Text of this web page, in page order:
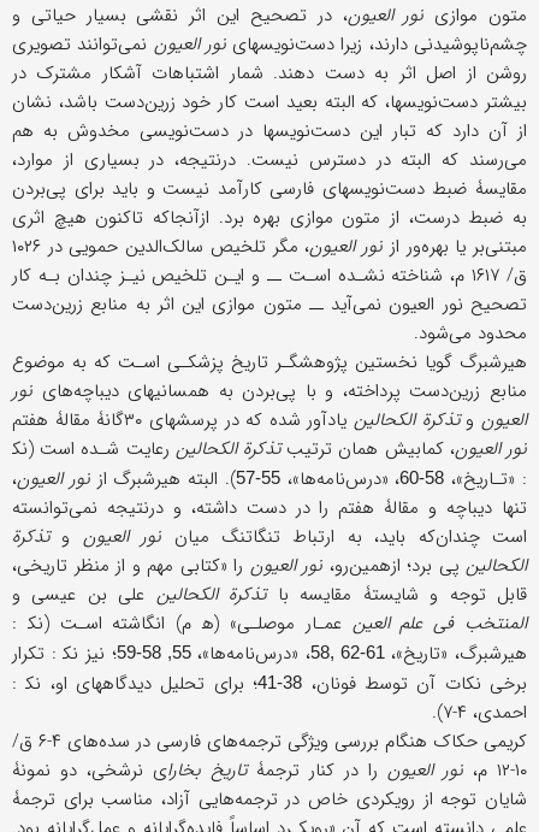
متون موازی نور العیون، در تصحیح این اثر نقشی بسیار حیاتی و
چشم‌ناپوشیدنی دارند، زیرا دست‌نویسهاینور العیون نمی‌توانند تصویری
روشن از اصل اثر به دست دهند. شمار اشتباهات آشکار مشترک در
بیشتر دست‌نویسها، که البته بعید است کار خود زرین‌دست باشد، نشان
از آن دارد که تبار این دست‌نویسها در دست‌نویسی مخدوش به هم
می‌رسند که البته در دسترس نیست. درنتیجه، در بسیاری از موارد،
مقایسۀ ضبط دست‌نویسهای فارسی کارآمد نیست و باید برای پی‌بردن
به ضبط درست، از متون موازی بهره برد. ازآنجاکه تاکنون هیچ اثری
مبتنی‌بر یا بهره‌ور از نور العیون
، مگر تلخیص سالک‌الدین حمویی در ۱۰۲۶
ق/ ۱۶۱۷ م، شناخته نشـده اسـت ــ و ایـن تلخیص نیـز چندان بـه کار
تصحیح نور العیون نمی‌آید ــ متون موازی این اثر به منابع زرین‌دست
محدود می‌شود.
هیرشبرگ گویا نخستین پژوهشگـر تاریخ پزشکـی اسـت که به موضوع
منابع زرین‌دست پرداخته، و با پی‌بردن به همسانیهای دیباچه‌های نور
العیونوتذکرة الکحالینیادآور شده که در پرسشهای ۳۰گانۀ مقالۀ هفتم
نور العیون، کمابیش همان ترتیبتذکرة الکحالین رعایت شـده است (نک‍‌
: «تـاریخ»، 58-60 ، «درس‌نامه‌ها»،55-57 ). البته هیرشبرگ ازنور العیون،
تنها دیباچه و مقالۀ هفتم را در دست داشته، و درنتیجه نمی‌توانسته
است چندان‌که باید، به ارتباط تنگاتنگ میان نور العیون وتذکرة
الکحالین پی برد؛ ازهمین‌رو، نور العیون را «کتابی مهم و از منظر تاریخی،
قابل توجه و شایستۀ مقایسه باتذکرة الکحالین علی بن عیسى و
المنتخب فی علم العین عمـار موصلـی» (ه‍ م) انگاشته اسـت (نک‍ :
هیرشبرگ، «تاریخ»،61-62 ,58 ، «درس‌نامه‌ها»،55, 58-59
؛ نیز نک‍ : تکرار
برخی نکات آن توسط فونان، 38-41
؛ برای تحلیل دیدگاههای او، نک‍ :
احمدی، ۴-۷).
کریمی حکاک هنگام بررسی ویژگی ترجمه‌های فارسی در سده‌های ۴-۶ ق/
۱۰-۱۲ م،
نور العیون را در کنار ترجمۀتاریخ بخارای نرشخی، دو نمونۀ
شایان توجه از رویکردی خاص در ترجمه‌هایی آزاد، مناسب برای ترجمۀ